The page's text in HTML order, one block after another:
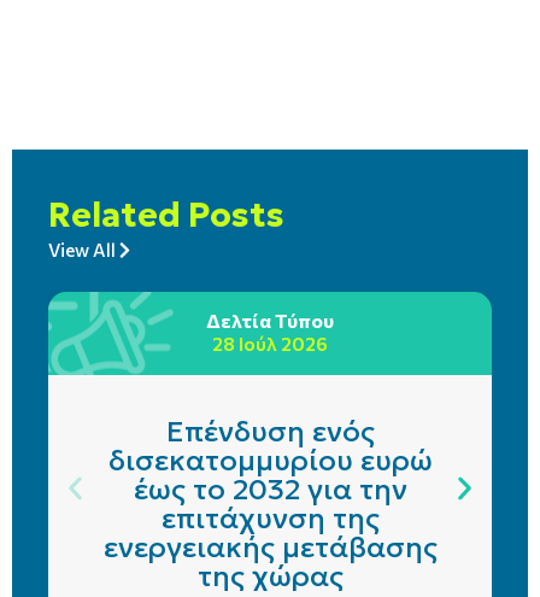
Related Posts
View All
Δελτία Τύπου
28 Ιούλ 2026
Επένδυση ενός
δισεκατομμυρίου ευρώ
έως το 2032 για την
επιτάχυνση της
ενεργειακής μετάβασης
της χώρας